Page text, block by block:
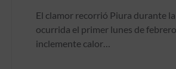
El clamor recorrió Piura durante
ocurrida el primer lunes de
inclemente calor…